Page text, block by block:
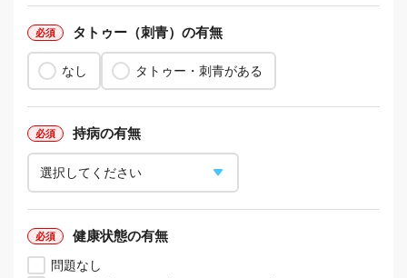
タトゥー（刺青）の有無
なし タトゥー・刺青がある
持病の有無
健康状態の有無
問題なし